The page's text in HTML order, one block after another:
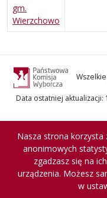
gm.
Wierzchowo
Data ostatniej aktualizacji:
Nasza strona korzysta
anonimowych
zgadzasz się na
urządzenia. Możesz
w